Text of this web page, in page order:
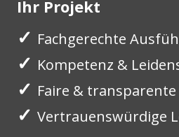
Ihr Projekt
✓ Fachgerechte
✓ Kompetenz &
✓ Faire & transparente
✓ Vertrauenswürdige